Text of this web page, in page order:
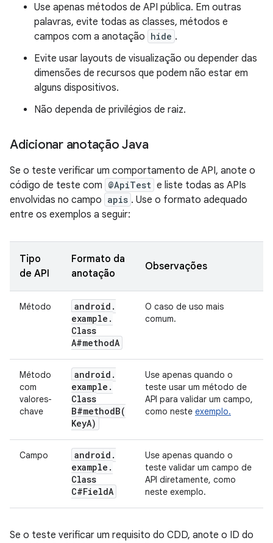
Use apenas métodos de API pública. Em outras
palavras, evite todas as classes, métodos e
campos com a anotação hide .
Evite usar layouts de visualização ou depender das
dimensões de recursos que podem não estar em
alguns dispositivos.
Não dependa de privilégios de raiz.
Adicionar anotação Java
Se o teste verificar um comportamento de API, anote o
código de teste com @ApiTest e liste todas as APIs
envolvidas no campo apis . Use o formato adequado
entre os exemplos a seguir:
Tipo
de API
Formato da
anotação
Observações
Método android .
example .
Class
A#methodA
O caso de uso mais
comum.
Método
com
valores-
chave
android .
example .
Class
B#methodB(
KeyA)
Use apenas quando o
teste usar um método de
API para validar um campo,
como neste exemplo.
Campo android .
example .
Class
C#FieldA
Use apenas quando o
teste validar um campo de
API diretamente, como
neste exemplo.
Se o teste verificar um requisito do CDD, anote o ID do